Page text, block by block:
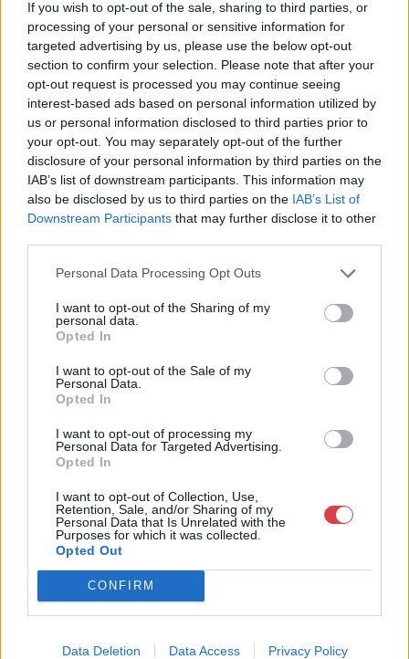
If you wish to opt-out of the sale, sharing to third parties, or
processing of your personal or sensitive information for
targeted advertising by us, please use the below opt-out
section to confirm your selection. Please note that after your
opt-out request is processed you may continue seeing
interest-based ads based on personal information utilized by
us or personal information disclosed to third parties prior to
your opt-out. You may separately opt-out of the further
disclosure of your personal information by third parties on the
IAB’s list of downstream participants. This information may
also be disclosed by us to third parties on the IAB’s List of
Downstream Participants that may further disclose it to other
Personal Data Processing Opt Outs
I want to opt-out of the Sharing of my
personal data.
Opted In
I want to opt-out of the Sale of my
Personal Data.
Opted In
I want to opt-out of processing my
Personal Data for Targeted Advertising.
Opted In
I want to opt-out of Collection, Use,
Retention, Sale, and/or Sharing of my
Personal Data that Is Unrelated with the
Purposes for which it was collected.
Opted Out
CONFIRM
Data Deletion Data Access Privacy Policy
Tom(i) I-II.
Aukció adatai
Aukció neve:118. Mike Portobello árverés
Aukció dátuma: 2023.10.08
Aukció ideje: 18:00
Aukció helye:https://aukcio.net
Tételszám: 7
Eladó adatai
Eladó:Aukcio.net - Mike
Mipo Kft
Bemutatkozás: Immár közel 30 éve, hogy a Múzeum körúton
elkezdte működését a Mike és Tsa Antikvárium, majd 2010-ben
és megszületett a Mike Portobello Aukciósház. 2022-től saját
oldalunkon bonyolítjuk árverésünket. www.aukcio.net
GALÉRIA TOVÁBBI MŰTÁRGYAI